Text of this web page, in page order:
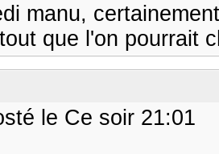
manu,
que l'on pourrait
le Ce soir 21:01